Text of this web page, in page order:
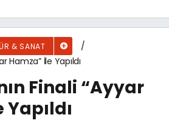
& SANAT
Hamza” İle Yapıldı
Finali “Ayyar